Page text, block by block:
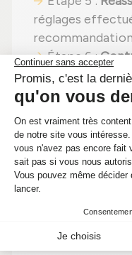
réglages
Étape 6 :
d'essai Schenck
reconditionné,
performances
dépenses (avec
266,00 €)
votre moteur
économies !